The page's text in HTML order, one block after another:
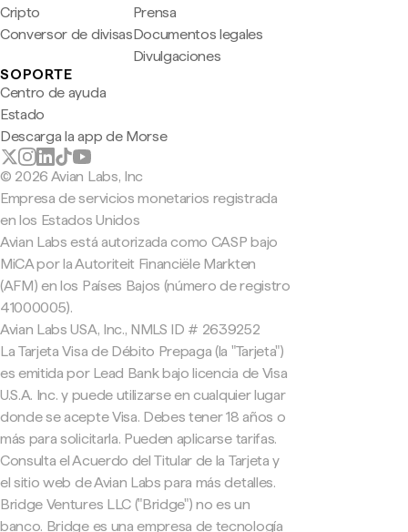
Cripto
Conversor de divisas
Prensa
Documentos legales
Divulgaciones
SOPORTE
Centro de ayuda
Estado
Descarga la app de Morse
© 2026 Avian Labs, Inc
Empresa de servicios monetarios registrada
en los Estados Unidos
Avian Labs está autorizada como CASP bajo
MiCA por la Autoriteit Financiële Markten
(AFM) en los Países Bajos (número de registro
41000005).
Avian Labs USA, Inc., NMLS ID # 2639252
La Tarjeta Visa de Débito Prepaga (la "Tarjeta")
es emitida por Lead Bank bajo licencia de Visa
U.S.A. Inc. y puede utilizarse en cualquier lugar
donde se acepte Visa. Debes tener 18 años o
más para solicitarla. Pueden aplicarse tarifas.
Consulta el Acuerdo del Titular de la Tarjeta y
el sitio web de Avian Labs para más detalles.
Bridge Ventures LLC ("Bridge") no es un
banco. Bridge es una empresa de tecnología